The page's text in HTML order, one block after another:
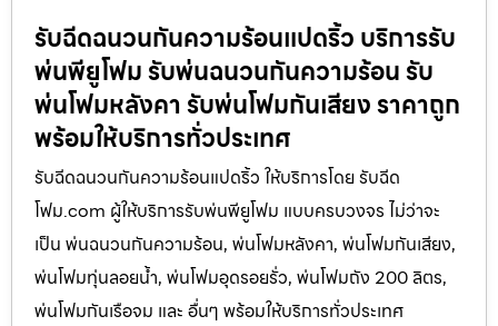
รับฉีดฉนวนกันความร้อนแปดริ้ว บริการรับ
พ่นพียูโฟม รับพ่นฉนวนกันความร้อน รับ
พ่นโฟมหลังคา รับพ่นโฟมกันเสียง ราคาถูก
พร้อมให้บริการทั่วประเทศ
รับฉีดฉนวนกันความร้อนแปดริ้ว ให้บริการโดย รับฉีด
โฟม.com ผู้ให้บริการรับพ่นพียูโฟม แบบครบวงจร ไม่ว่าจะ
เป็น พ่นฉนวนกันความร้อน, พ่นโฟมหลังคา, พ่นโฟมกันเสียง,
พ่นโฟมทุ่นลอยน้ำ, พ่นโฟมอุดรอยรั่ว, พ่นโฟมถัง 200 ลิตร,
พ่นโฟมกันเรือจม และ อื่นๆ พร้อมให้บริการทั่วประเทศ